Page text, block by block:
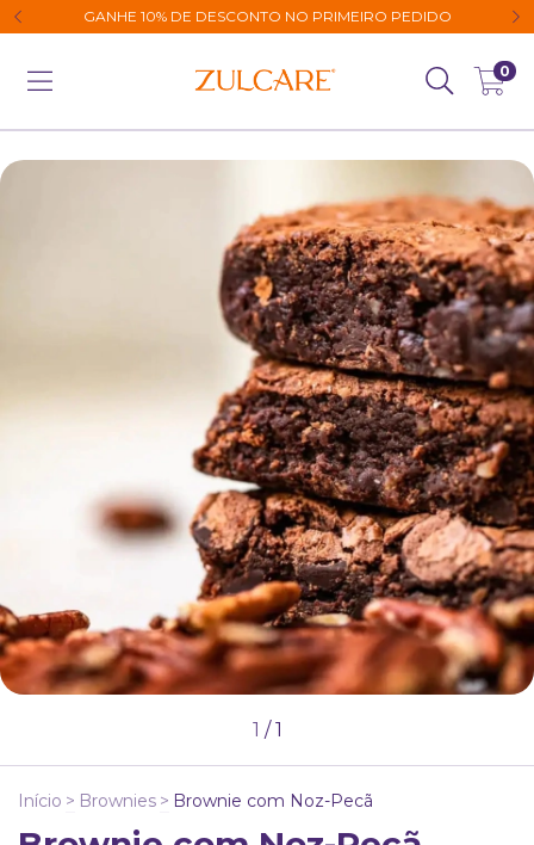
GANHE 10% DE DESCONTO NO PRIMEIRO PEDIDO
0
1 /1
Início > Brownies > Brownie com Noz-Pecã